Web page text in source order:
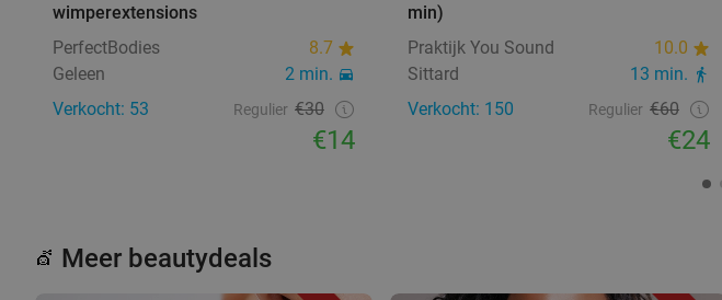
wimperextensions
PerfectBodies
8.7
Geleen
2 min.
Verkocht: 53
Regulier €30
€14
min)
Praktijk You Sound
10.0
Sittard
13 min.
Verkocht: 150
Regulier €60
€24
💇 Meer beautydeals